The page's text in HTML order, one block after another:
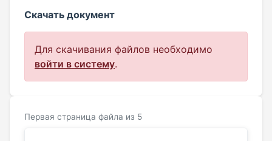
Скачать документ
Для скачивания файлов необходимо
войти в систему.
Первая страница файла из 5